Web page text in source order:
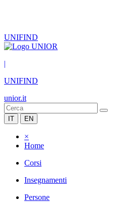
UNIFIND
|
UNIFIND
unior.it
IT EN
×
Home
Corsi
Insegnamenti
Persone